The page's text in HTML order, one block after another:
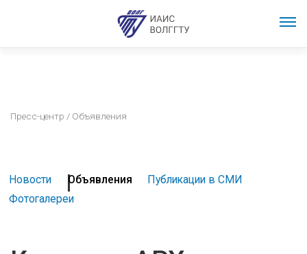
Пресс-центр / Объявления
Новости Объявления
Публикации в СМИ
Фотогалереи